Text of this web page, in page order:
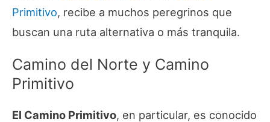
Primitivo, recibe a muchos peregrinos que
buscan una ruta alternativa o más tranquila.
Camino del Norte y Camino
Primitivo
El Camino Primitivo, en particular, es conocido